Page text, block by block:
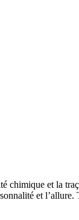
chimique et la
et